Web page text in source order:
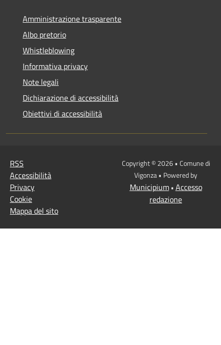
Amministrazione trasparente
Albo pretorio
Whistleblowing
Informativa privacy
Note legali
Dichiarazione di accessibilità
Obiettivi di accessibilità
RSS
Accessibilità
Privacy
Cookie
Mappa del sito
Copyright © 2026 • Comune di
Vigonza • Powered by
Municipium• Accesso
redazione